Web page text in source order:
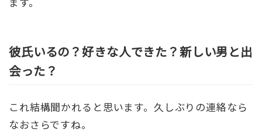
彼氏いるの？好きな人できた？新しい男と出
会った？
これ結構聞かれると思います。久しぶりの連絡なら
なおさらですね。